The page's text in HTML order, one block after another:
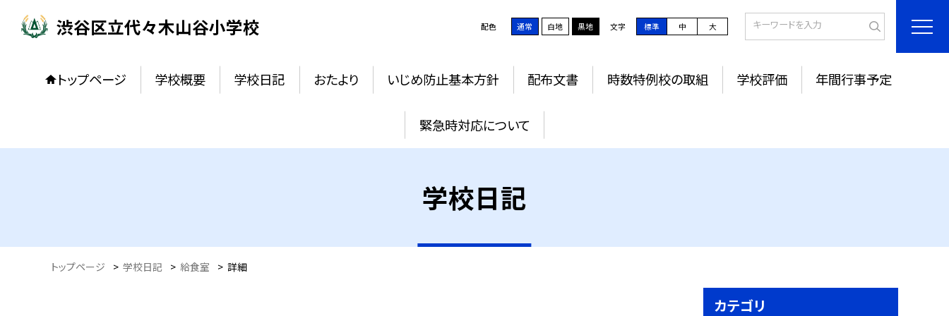
渋谷区立代々木山谷小学校 配色 通常 白地 黒地 文字 標準 中 大
トップページ 学校概要 学校日記 おたより いじめ防止基本方針 配布文書 時数特例校の取組 学校評価 年間行事予定
緊急時対応について
学校日記
トップページ > 学校日記 > 給食室 > 詳細
カテゴリ